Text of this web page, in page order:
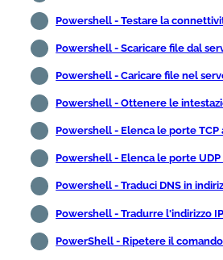
Powershell - Testare la
Powershell - Scaricare file dal
Powershell - Caricare file nel
Powershell - Ottenere le
Powershell - Elenca le porte TCP
Powershell - Elenca le porte
Powershell - Traduci DNS in
Powershell - Tradurre l'indirizzo
PowerShell - Ripetere il